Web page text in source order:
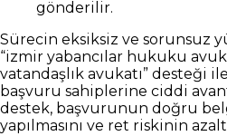
gönderilir.
Sürecin eksiksiz ve sorunsuz
“izmir yabancılar hukuku
vatandaşlık avukatı” desteği
başvuru sahiplerine ciddi
destek, başvurunun doğru
yapılmasını ve ret riskinin